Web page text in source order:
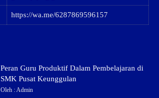
https://wa.me/6287869596157
Peran Guru Produktif Dalam Pembelajaran di
SMK Pusat Keunggulan
Oleh : Admin